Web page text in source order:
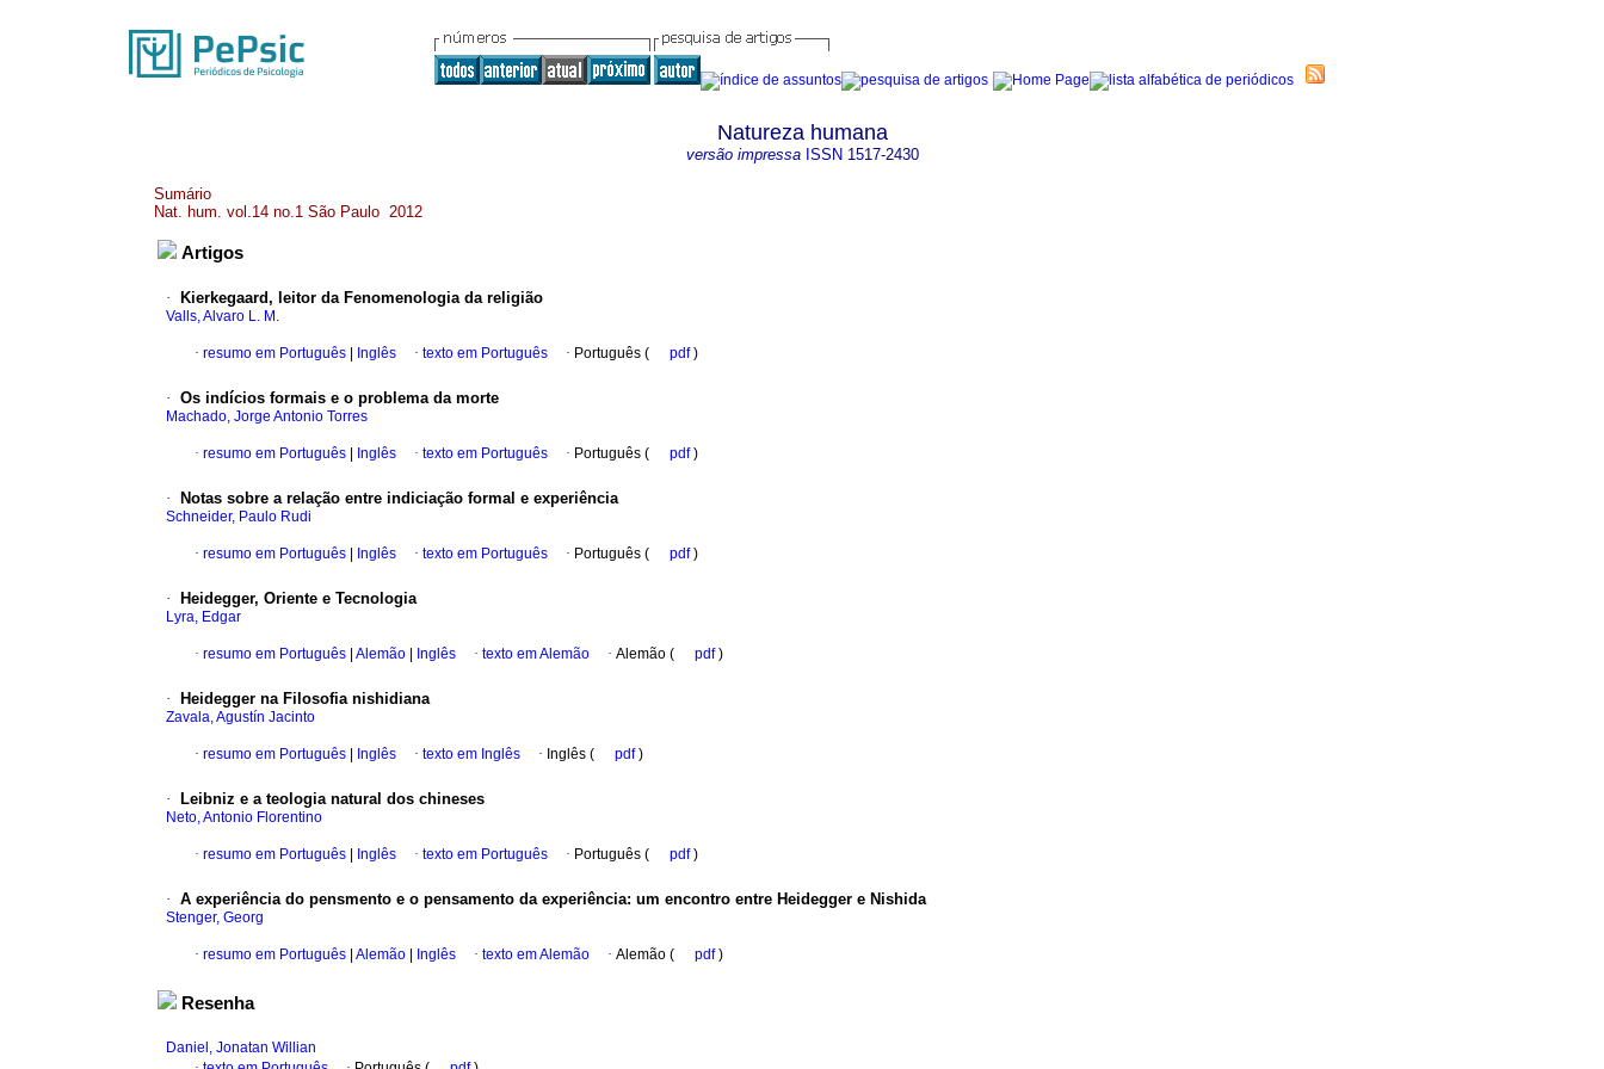
Natureza humana
versão impressaISSN 1517-2430
Sumário
Nat. hum. vol.14 no.1 São Paulo 2012
Artigos
· Kierkegaard, leitor da Fenomenologia da religião
Valls, Alvaro L. M.
· resumo em Português Inglês · texto em Português · Português ( pdf)
· Os indícios formais e o problema da morte
Machado, Jorge Antonio Torres
· resumo em Português Inglês · texto em Português · Português ( pdf)
· Notas sobre a relação entre indiciação formal e experiência
Schneider, Paulo Rudi
· resumo em Português Inglês · texto em Português · Português ( pdf)
· Heidegger, Oriente e Tecnologia
Lyra, Edgar
· resumo em Português Alemão Inglês · texto em Alemão · Alemão ( pdf)
· Heidegger na Filosofia nishidiana
Zavala, Agustín Jacinto
· resumo em Português Inglês · texto em Inglês · Inglês ( pdf)
· Leibniz e a teologia natural dos chineses
Neto, Antonio Florentino
· resumo em Português Inglês · texto em Português · Português ( pdf)
· A experiência do pensmento e o pensamento da experiência: um encontro entre Heidegger e Nishida
Stenger, Georg
· resumo em Português Alemão Inglês · texto em Alemão · Alemão ( pdf)
Resenha
Daniel, Jonatan Willian